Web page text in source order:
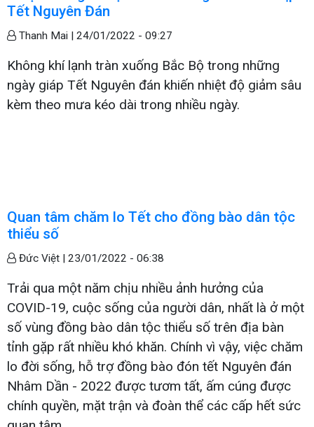
Tết Nguyên Đán
Thanh Mai | 24/01/2022 - 09:27
Không khí lạnh tràn xuống Bắc Bộ trong những
ngày giáp Tết Nguyên đán khiến nhiệt độ giảm sâu
kèm theo mưa kéo dài trong nhiều ngày.
Quan tâm chăm lo Tết cho đồng bào dân tộc
thiểu số
Đức Việt | 23/01/2022 - 06:38
Trải qua một năm chịu nhiều ảnh hưởng của
COVID-19, cuộc sống của người dân, nhất là ở một
số vùng đồng bào dân tộc thiểu số trên địa bàn
tỉnh gặp rất nhiều khó khăn. Chính vì vậy, việc chăm
lo đời sống, hỗ trợ đồng bào đón tết Nguyên đán
Nhâm Dần - 2022 được tươm tất, ấm cúng được
chính quyền, mặt trận và đoàn thể các cấp hết sức